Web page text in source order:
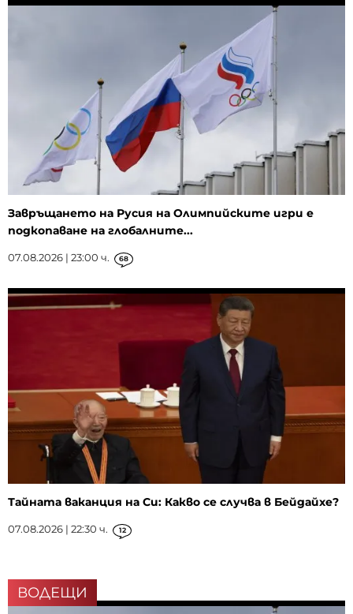
Завръщането на Русия на Олимпийските игри е
подкопаване на глобалните...
07.08.2026 | 23:00 ч. 68
Тайната ваканция на Си: Какво се случва в Бейдайхе?
07.08.2026 | 22:30 ч. 12
ВОДЕЩИ